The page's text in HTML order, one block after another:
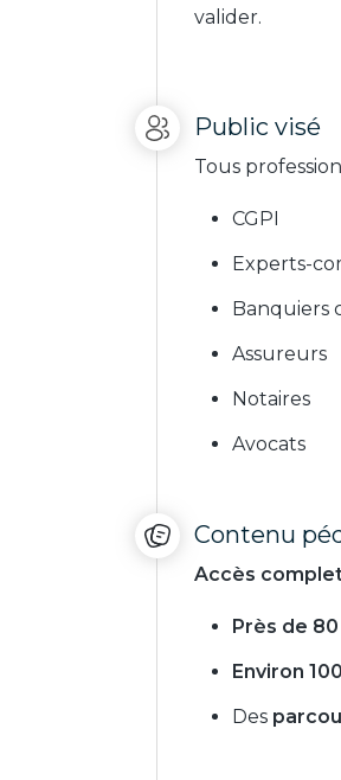
valider.
Public visé
Tous
CGPI
Experts-
Banquiers
Assureurs
Notaires
Avocats
Contenu
Accès
Près de 80
Environ 100
Des